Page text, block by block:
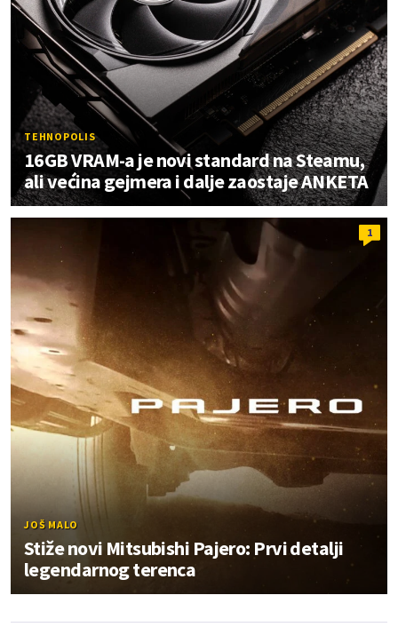
TEHNOPOLIS
16GB VRAM-a je novi standard na Steamu,
ali većina gejmera i dalje zaostaje ANKETA
1
JOŠ MALO
Stiže novi Mitsubishi Pajero: Prvi detalji
legendarnog terenca